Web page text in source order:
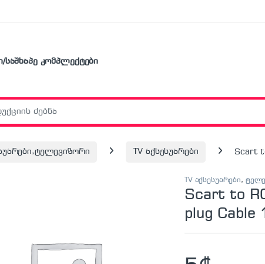
საშხაპე კომპლექტები
TV აქსესუარები Scart
TV აქსესუარები,
Scart to
plug Cable